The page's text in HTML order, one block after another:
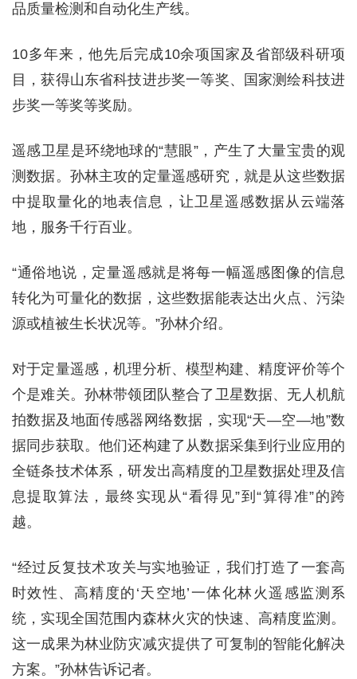
品质量检测和自动化生产线。
10多年来，他先后完成10余项国家及省部级科研项
目，获得山东省科技进步奖一等奖、国家测绘科技进
步奖一等奖等奖励。
遥感卫星是环绕地球的“慧眼”，产生了大量宝贵的观
测数据。孙林主攻的定量遥感研究，就是从这些数据
中提取量化的地表信息，让卫星遥感数据从云端落
地，服务千行百业。
“通俗地说，定量遥感就是将每一幅遥感图像的信息
转化为可量化的数据，这些数据能表达出火点、污染
源或植被生长状况等。”孙林介绍。
对于定量遥感，机理分析、模型构建、精度评价等个
个是难关。孙林带领团队整合了卫星数据、无人机航
拍数据及地面传感器网络数据，实现“天—空—地”数
据同步获取。他们还构建了从数据采集到行业应用的
全链条技术体系，研发出高精度的卫星数据处理及信
息提取算法，最终实现从“看得见”到“算得准”的跨
越。
“经过反复技术攻关与实地验证，我们打造了一套高
时效性、高精度的‘天空地’一体化林火遥感监测系
统，实现全国范围内森林火灾的快速、高精度监测。
这一成果为林业防灾减灾提供了可复制的智能化解决
方案。”孙林告诉记者。